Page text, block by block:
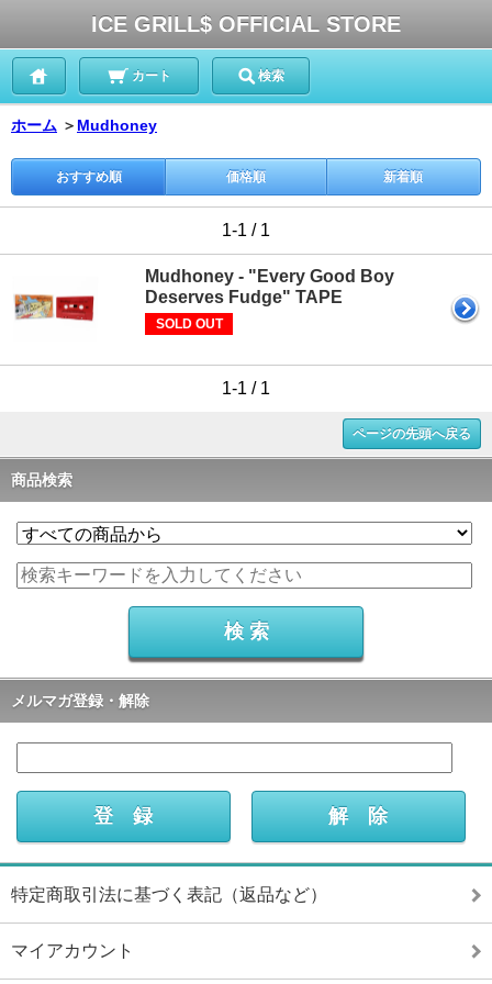
ICE GRILL$ OFFICIAL STORE
カート 検索
ホーム ＞ Mudhoney
おすすめ順 価格順 新着順
1-1 / 1
Mudhoney - "Every Good Boy
Deserves Fudge" TAPE
SOLD OUT
1-1 / 1
ページの先頭へ戻る
商品検索
メルマガ登録・解除
特定商取引法に基づく表記（返品など）
マイアカウント